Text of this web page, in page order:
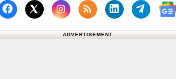
Follow us on Facebook
Follow us on X (Twitter)
Subscribe to our
Follow us on
Follow
ADVERTISEMENT